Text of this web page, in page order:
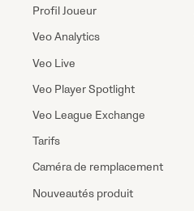
Profil Joueur
Veo Analytics
Veo Live
Veo Player Spotlight
Veo League Exchange
Tarifs
Caméra de remplacement
Nouveautés produit